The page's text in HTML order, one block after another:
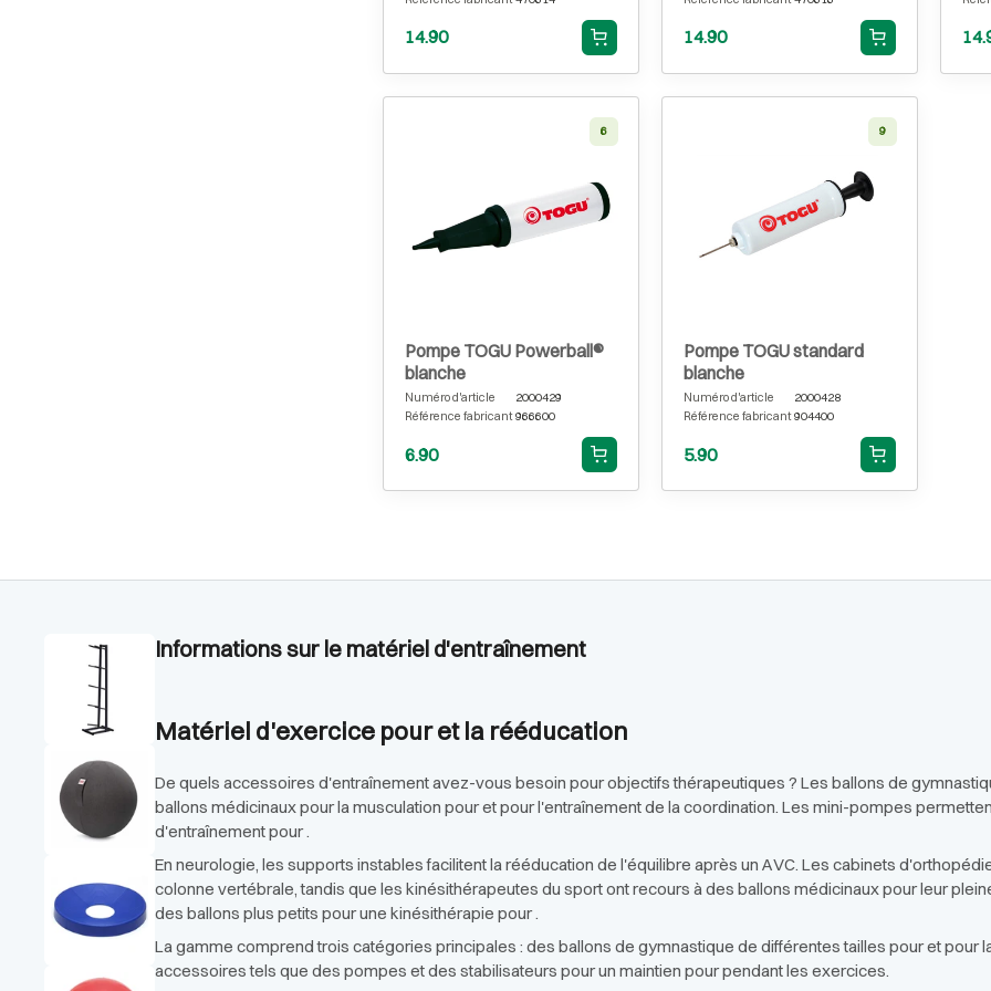
14.90 14.90
6
Pompe TOGU Powerball®
blanche
Numéro d'article
2000429
Référence fabricant 966600
6.90
9
Pompe TOGU standard
blanche
Numéro d'article
2000428
Référence fabricant 904400
5.90
Informations sur le matériel d'entraînement
Matériel d'exercice pour et la rééducation
De quels accessoires d'entraînement avez-vous besoin pour objectifs thérapeutiques ? Les ballons de
ballons médicinaux pour la musculation pour et pour l'entraînement de la coordination. Les mini-pompes
d'entraînement pour .
En neurologie, les supports instables facilitent la rééducation de l'équilibre après un AVC. Les cabinets
colonne vertébrale, tandis que les kinésithérapeutes du sport ont recours à des ballons médicinaux pour leur
des ballons plus petits pour une kinésithérapie pour .
La gamme comprend trois catégories principales : des ballons de gymnastique de différentes tailles pour et pour
accessoires tels que des pompes et des stabilisateurs pour un maintien pour pendant les exercices.